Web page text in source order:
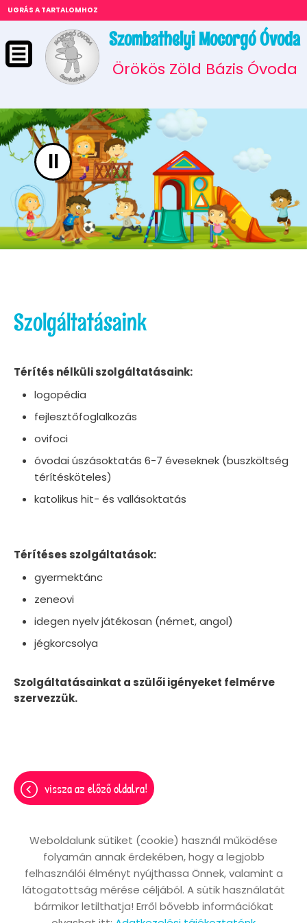
UGRÁS A TARTALOMHOZ
Szombathelyi Mocorgó Óvoda
Örökös Zöld Bázis Óvoda
II
Szolgáltatásaink
Térítés nélküli szolgáltatásaink:
logopédia
fejlesztőfoglalkozás
ovifoci
óvodai úszásoktatás 6-7 éveseknek (buszköltség
térítésköteles)
katolikus hit- és vallásoktatás
Térítéses szolgáltatások:
gyermektánc
zeneovi
idegen nyelv játékosan (német, angol)
jégkorcsolya
Szolgáltatásainkat a szülői igényeket felmérve
szervezzük.
vissza az előző oldalra!
Oldal információk
Adatkezelési tájékoztató
Impresszum
Sütik kezelése
Akadálymentesítési nyilatkozat
Weboldalunk sütiket (cookie) használ működése
folyamán annak érdekében, hogy a legjobb
felhasználói élményt nyújthassa Önnek, valamint a
látogatottság mérése céljából. A sütik használatát
bármikor letilthatja! Erről bővebb információkat